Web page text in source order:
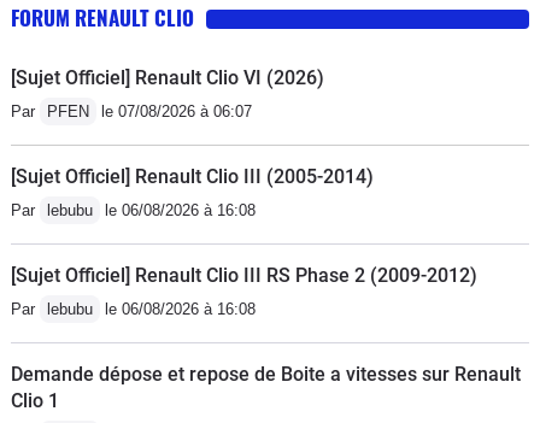
commandes.
FORUM RENAULT CLIO
[Sujet Officiel] Renault Clio VI (2026)
Par PFEN le 07/08/2026 à 06:07
[Sujet Officiel] Renault Clio III (2005-2014)
Par lebubu le 06/08/2026 à 16:08
[Sujet Officiel] Renault Clio III RS Phase 2 (2009-2012)
Par lebubu le 06/08/2026 à 16:08
Demande dépose et repose de Boite a vitesses sur Renault
Clio 1